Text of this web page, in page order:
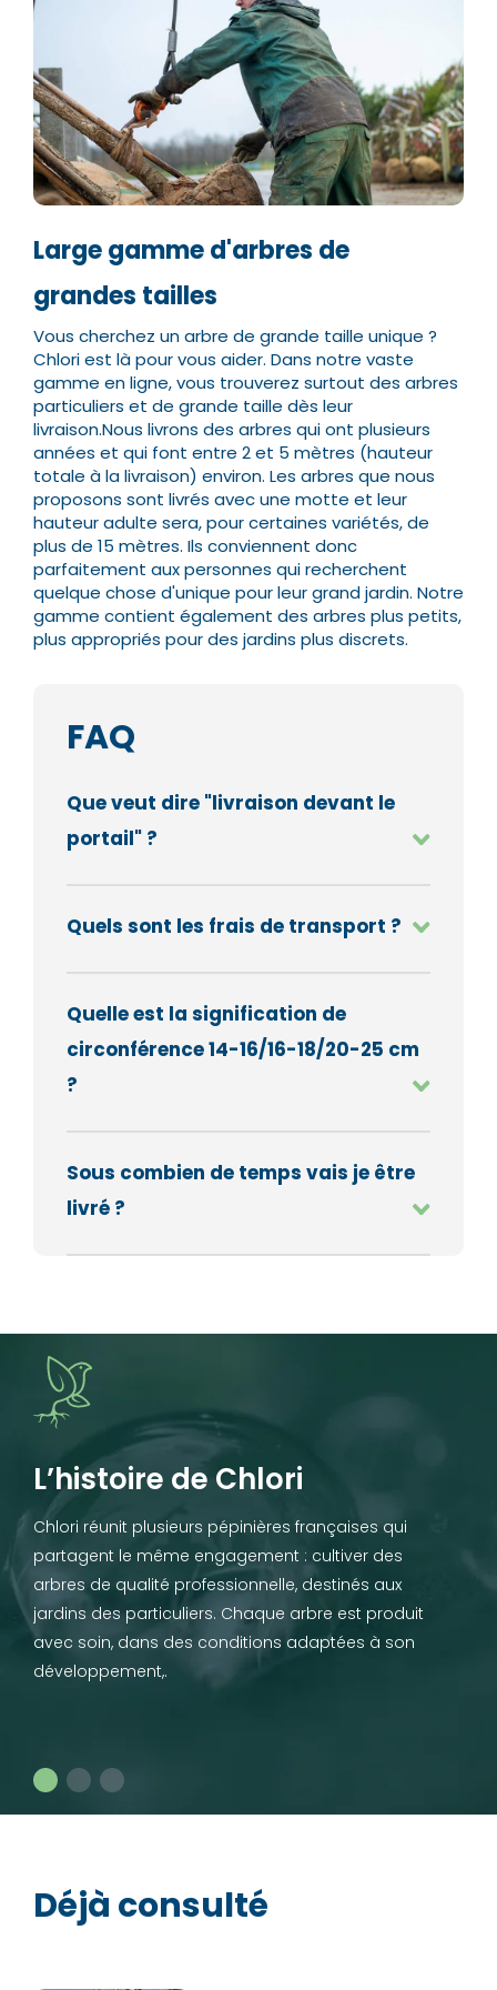
Large gamme d'arbres de
grandes tailles
Vous cherchez un arbre de grande taille unique ?
Chlori est là pour vous aider. Dans notre vaste
gamme en ligne, vous trouverez surtout des arbres
particuliers et de grande taille dès leur
livraison.Nous livrons des arbres qui ont plusieurs
années et qui font entre 2 et 5 mètres (hauteur
totale à la livraison) environ. Les arbres que nous
proposons sont livrés avec une motte et leur
hauteur adulte sera, pour certaines variétés, de
plus de 15 mètres. Ils conviennent donc
parfaitement aux personnes qui recherchent
quelque chose d'unique pour leur grand jardin. Notre
gamme contient également des arbres plus petits,
plus appropriés pour des jardins plus discrets.
FAQ
Que veut dire "livraison devant le
portail" ?
Quels sont les frais de transport ?
Quelle est la signification de
circonférence 14-16/16-18/20-25 cm
?
Sous combien de temps vais je être
livré ?
L’histoire de Chlori
Chlori réunit plusieurs pépinières françaises qui
partagent le même engagement : cultiver des
arbres de qualité professionnelle, destinés aux
jardins des particuliers. Chaque arbre est produit
avec soin, dans des conditions adaptées à son
développement,.
Déjà consulté